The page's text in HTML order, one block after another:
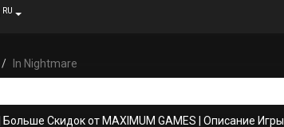
RU
In Nightmare
Больше Скидок от MAXIMUM GAMES Описание Игры